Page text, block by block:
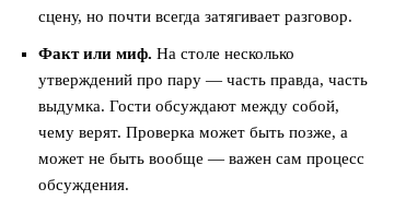
сцену, но почти всегда затягивает разговор.
Факт или миф. На столе несколько
утверждений про пару — часть правда, часть
выдумка. Гости обсуждают между собой,
чему верят. Проверка может быть позже, а
может не быть вообще — важен сам процесс
обсуждения.